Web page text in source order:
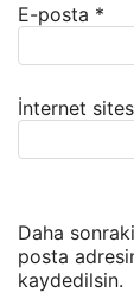
E-posta *
İnternet
Daha
posta
kaydedilsin.